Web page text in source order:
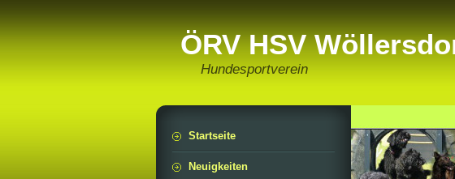
ÖRV HSV
Hundesportverein
Startseite
Neuigkeiten